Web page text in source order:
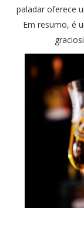
paladar oferece
Em resumo, é